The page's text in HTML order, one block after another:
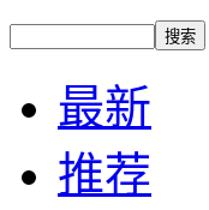
最新
推荐